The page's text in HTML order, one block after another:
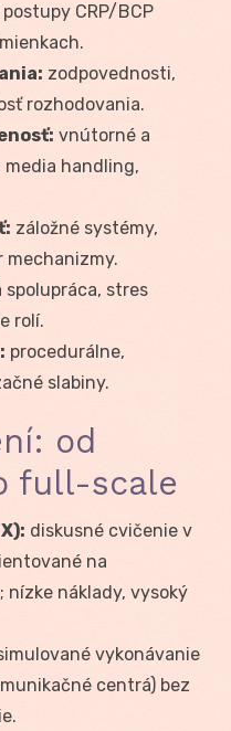
CRP/BCP
zodpovednosti,
rozhodovania.
vnútorné a
media handling,
záložné systémy,
spolupráca, stres
rolí.
procedurálne,
slabiny.
od
full-scale
diskusné cvičenie v
na
nízke náklady, vysoký
vykonávanie
centrá) bez